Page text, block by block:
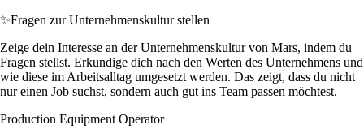
✨Fragen zur Unternehmenskultur stellen
Zeige dein Interesse an der Unternehmenskultur von Mars, indem du
Fragen stellst. Erkundige dich nach den Werten des Unternehmens und
wie diese im Arbeitsalltag umgesetzt werden. Das zeigt, dass du nicht
nur einen Job suchst, sondern auch gut ins Team passen möchtest.
Production Equipment Operator